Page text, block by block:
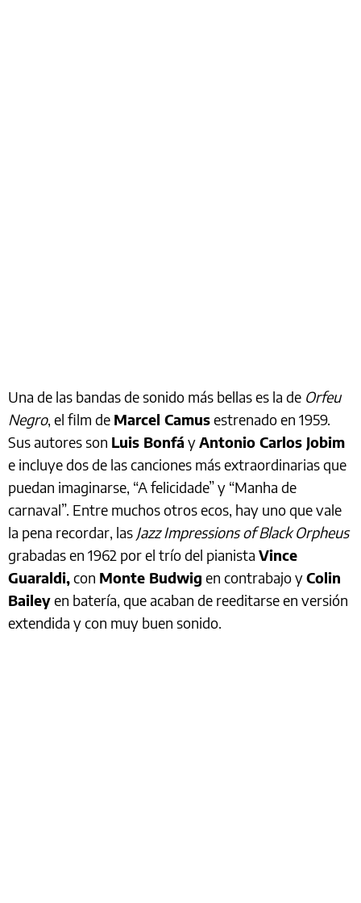
Una de las bandas de sonido más bellas es la de Orfeu
Negro, el film de Marcel Camusestrenado en 1959.
Sus autores son Luis Bonfá yAntonio Carlos Jobim
e incluye dos de las canciones más extraordinarias que
puedan imaginarse, “A felicidade” y “Manha de
carnaval”. Entre muchos otros ecos, hay uno que vale
la pena recordar, las Jazz Impressions of Black Orpheus
grabadas en 1962 por el trío del pianista Vince
Guaraldi,con Monte Budwig en contrabajo yColin
Baileyen batería, que acaban de reeditarse en versión
extendida y con muy buen sonido.